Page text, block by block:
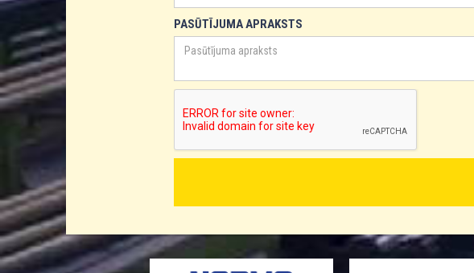
PASŪTĪJUMA APRAKSTS